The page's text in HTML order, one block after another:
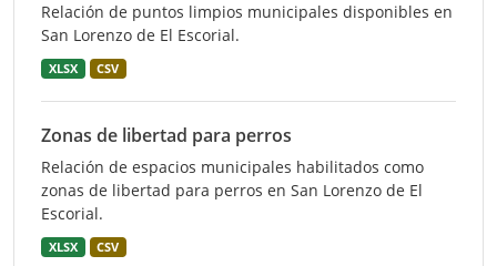
Relación de puntos limpios municipales disponibles en
San Lorenzo de El Escorial.
XLSX CSV
Zonas de libertad para perros
Relación de espacios municipales habilitados como
zonas de libertad para perros en San Lorenzo de El
Escorial.
XLSX CSV